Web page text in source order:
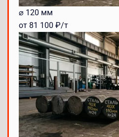
⌀ 120 мм
от 81 100 ₽/т